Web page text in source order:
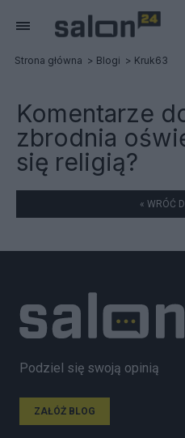
Strona główna Blogi Kruk63
Komentarze
zbrodnia
się religią?
« WRÓĆ
Podziel się swoją opinią
ZAŁÓŻ BLOG